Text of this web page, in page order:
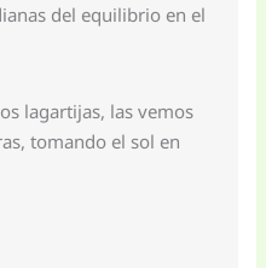
del equilibrio en el
lagartijas, las vemos
tomando el sol en